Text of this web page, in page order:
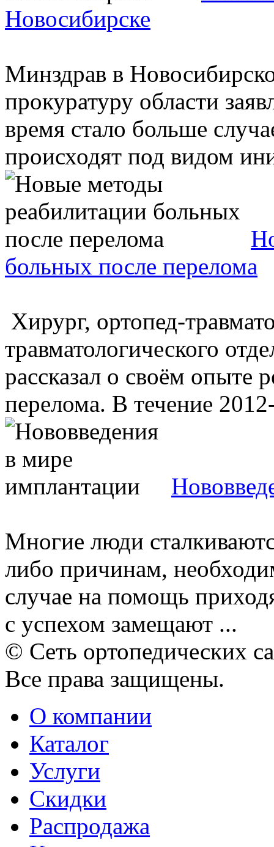
Новосибирске
Минздрав в
прокуратуру области
время стало больше
происходят под видом
больных после перелома
Хирург, ортопед-
травматологического
рассказал о своём опыте
перелома. В течение
Многие люди
либо причинам,
случае на помощь
с успехом замещают ...
© Сеть ортопедических
Все права защищены.
О компании
Каталог
Услуги
Скидки
Распродажа